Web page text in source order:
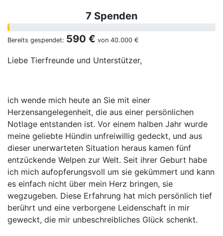
7 Spenden
Bereits gespendet: 590 € von 40.000 €
Liebe Tierfreunde und Unterstützer,
ich wende mich heute an Sie mit einer
Herzensangelegenheit, die aus einer persönlichen
Notlage entstanden ist. Vor einem halben Jahr wurde
meine geliebte Hündin unfreiwillig gedeckt, und aus
dieser unerwarteten Situation heraus kamen fünf
entzückende Welpen zur Welt. Seit ihrer Geburt habe
ich mich aufopferungsvoll um sie gekümmert und kann
es einfach nicht über mein Herz bringen, sie
wegzugeben. Diese Erfahrung hat mich persönlich tief
berührt und eine verborgene Leidenschaft in mir
geweckt, die mir unbeschreibliches Glück schenkt.